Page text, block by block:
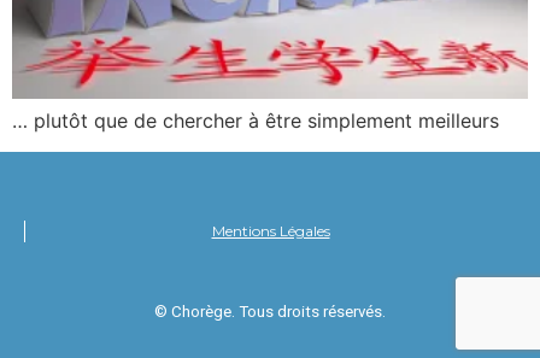
… plutôt que de chercher à être simplement meilleurs
Mentions Légales
© Chorège. Tous droits réservés.